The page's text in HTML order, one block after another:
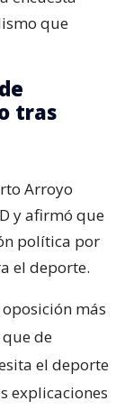
que
tras
Arroyo
y afirmó que
política por
el deporte.
más
de
el deporte
explicaciones